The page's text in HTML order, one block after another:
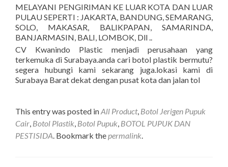
MELAYANI PENGIRIMAN KE LUAR KOTA DAN LUAR
PULAU SEPERTI : JAKARTA, BANDUNG, SEMARANG,
SOLO, MAKASAR, BALIKPAPAN, SAMARINDA,
BANJARMASIN, BALI, LOMBOK, Dll ..
CV Kwanindo Plastic menjadi perusahaan yang
terkemuka di Surabaya.anda cari botol plastik bermutu?
segera hubungi kami sekarang juga.lokasi kami di
Surabaya Barat dekat dengan pusat kota dan jalan tol
This entry was posted inAll Product, Botol Jerigen Pupuk
Cair, Botol Plastik, Botol Pupuk, BOTOL PUPUK DAN
PESTISIDA. Bookmark thepermalink.